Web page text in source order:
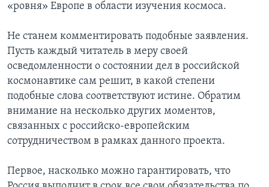
«ровня» Европе в области изучения космоса.
Не станем комментировать подобные заявления.
Пусть каждый читатель в меру своей
осведомленности о состоянии дел в российской
космонавтике сам решит, в какой степени
подобные слова соответствуют истине. Обратим
внимание на несколько других моментов,
связанных с российско-европейским
сотрудничеством в рамках данного проекта.
Первое, насколько можно гарантировать, что